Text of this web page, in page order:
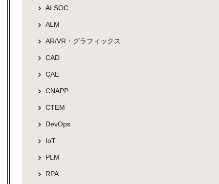
AI SOC
ALM
AR/VR・グラフィックス
CAD
CAE
CNAPP
CTEM
DevOps
IoT
PLM
RPA